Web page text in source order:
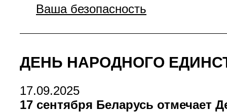
Ваша безопасность
ДЕНЬ НАРОДНОГО
17.09.2025
17 сентября Беларусь отмечает